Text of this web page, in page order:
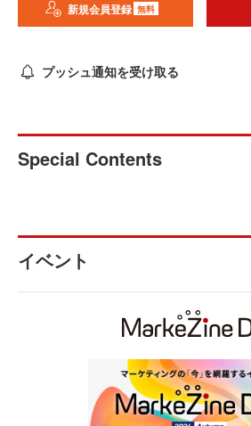
新規会員登録 無料
プッシュ通知を受け取る
Special Contents
イベント